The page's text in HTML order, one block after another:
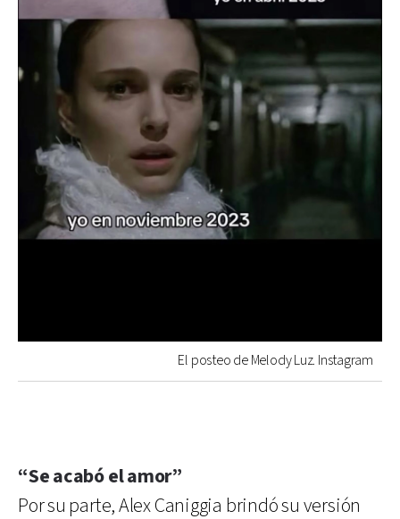
El posteo de Melody Luz. Instagram
“Se acabó el amor”
Por su parte, Alex Caniggia brindó su versión